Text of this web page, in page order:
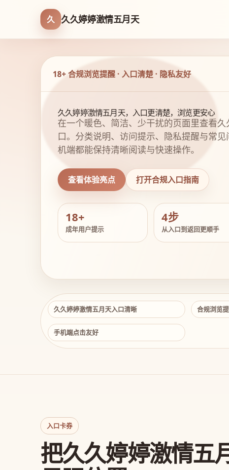
久 久久婷婷激情五月天
18+ 合规浏览提醒 · 入口清楚 · 隐私友好
久久婷婷激情五月天，入口更清楚，浏览更安心
在一个暖色、简洁、少干扰的页面里查看
口。分类说明、访问提示、隐私提醒与常
机端都能保持清晰阅读与快速操作。
查看体验亮点 打开合规入口指南
18+
成年用户提示
4步
从入口到返回更顺手
久久婷婷激情五月天入口清晰 合规浏览
手机端点击友好
入口卡券
把久久婷婷激情五